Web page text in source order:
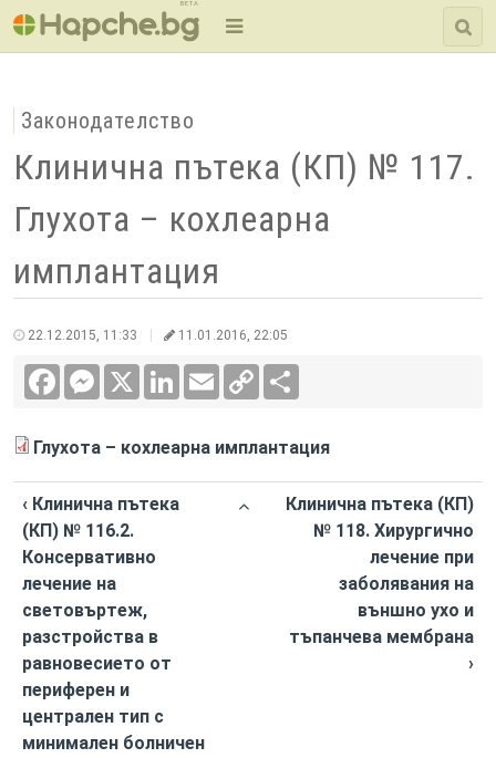
BETA
Законодателство
Клинична пътека (КП) № 117.
Глухота – кохлеарна
имплантация
22.12.2015, 11:33 11.01.2016, 22:05
FacebookMessenger LinkedInEmail
Copy
Link
Глухота – кохлеарна имплантация
‹ Клинична пътека
(КП) № 116.2.
Консервативно
лечение на
световъртеж,
разстройства в
равновесието от
периферен и
централен тип с
минимален болничен
Клинична пътека (КП)
№ 118. Хирургично
лечение при
заболявания на
външно ухо и
тъпанчева мембрана
›